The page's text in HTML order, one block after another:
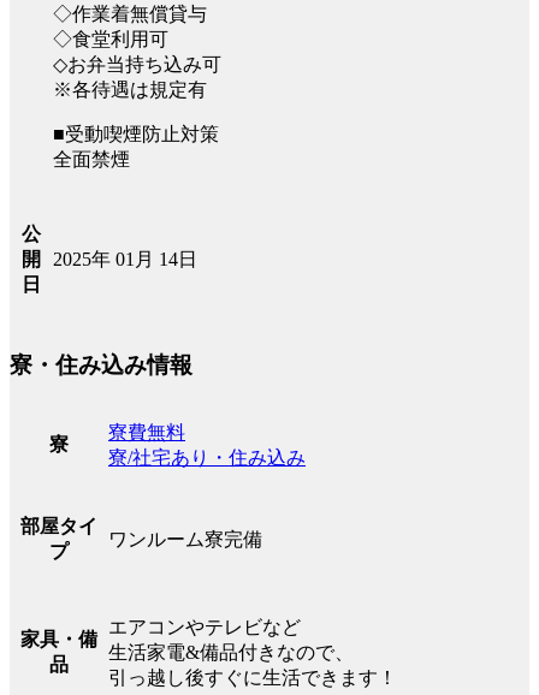
◇作業着無償貸与
◇食堂利用可
◇お弁当持ち込み可
※各待遇は規定有
■受動喫煙防止対策
全面禁煙
公
開
日
2025年 01月 14日
寮・住み込み情報
寮
寮費無料
寮/社宅あり・住み込み
部屋タイ
プ
ワンルーム寮完備
家具・備
品
エアコンやテレビなど
生活家電&備品付きなので、
引っ越し後すぐに生活できます！